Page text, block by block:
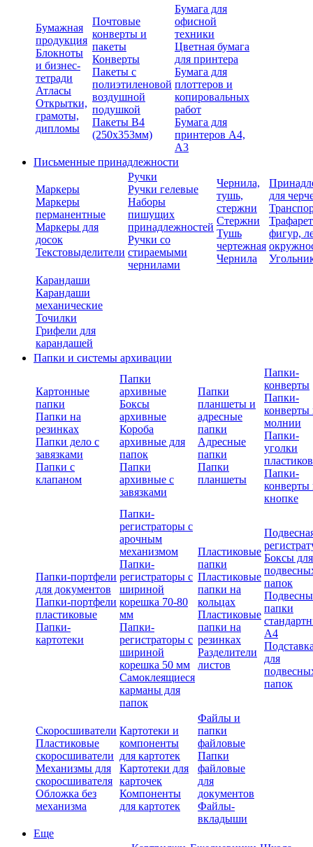
Бумажная
продукция
Блокноты
и бизнес-
тетради
Атласы
Открытки,
грамоты,
дипломы
Почтовые
конверты и
пакеты
Конверты
Пакеты с
полиэтиленовой
воздушной
подушкой
Пакеты В4
(250х353мм)
Бумага для
офисной
техники
Цветная бумага
для принтера
Бумага для
плоттеров и
копировальных
работ
Бумага для
принтеров А4,
А3
Письменные принадлежности
Маркеры
Маркеры
перманентные
Маркеры для
досок
Текстовыделители
Ручки
Ручки гелевые
Наборы
пишущих
принадлежностей
Ручки со
стираемыми
чернилами
Чернила,
тушь,
стержни
Стержни
Тушь
чертежная
Чернила
для
фигур,
Карандаши
Карандаши
механические
Точилки
Грифели для
карандашей
Папки и системы архивации
Картонные
папки
Папки на
резинках
Папки дело с
завязками
Папки с
клапаном
Папки
архивные
Боксы
архивные
Короба
архивные для
папок
Папки
архивные с
завязками
Папки
планшеты и
адресные
папки
Адресные
папки
Папки
планшеты
Папки-
конверты
Папки-
конверты
молнии
Папки-
уголки
Папки-
конверты
кнопке
Папки-портфели
для документов
Папки-портфели
пластиковые
Папки-
картотеки
Папки-
регистраторы с
арочным
механизмом
Папки-
регистраторы с
шириной
корешка 70-80
мм
Папки-
регистраторы с
шириной
корешка 50 мм
Самоклеящиеся
карманы для
папок
Пластиковые
папки
Пластиковые
папки на
кольцах
Пластиковые
папки на
резинках
Разделители
листов
Боксы для
папок
папки
А4
для
папок
Скоросшиватели
Пластиковые
скоросшиватели
Механизмы для
скоросшивателя
Обложка без
механизма
Картотеки и
компоненты
для картотек
Картотеки для
карточек
Компоненты
для картотек
Файлы и
папки
файловые
Папки
файловые
для
документов
Файлы-
вкладыши
Еще